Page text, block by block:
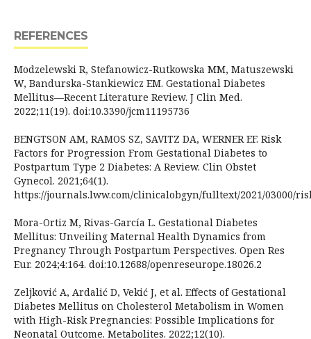
REFERENCES
Modzelewski R, Stefanowicz-Rutkowska MM, Matuszewski
W, Bandurska-Stankiewicz EM. Gestational Diabetes
Mellitus—Recent Literature Review. J Clin Med.
2022;11(19). doi:10.3390/jcm11195736
BENGTSON AM, RAMOS SZ, SAVITZ DA, WERNER EF. Risk
Factors for Progression From Gestational Diabetes to
Postpartum Type 2 Diabetes: A Review. Clin Obstet
Gynecol. 2021;64(1).
https://journals.lww.com/clinicalobgyn/fulltext/2021/03000/
Mora-Ortiz M, Rivas-García L. Gestational Diabetes
Mellitus: Unveiling Maternal Health Dynamics from
Pregnancy Through Postpartum Perspectives. Open Res
Eur. 2024;4:164. doi:10.12688/openreseurope.18026.2
Zeljković A, Ardalić D, Vekić J, et al. Effects of Gestational
Diabetes Mellitus on Cholesterol Metabolism in Women
with High-Risk Pregnancies: Possible Implications for
Neonatal Outcome. Metabolites. 2022;12(10).